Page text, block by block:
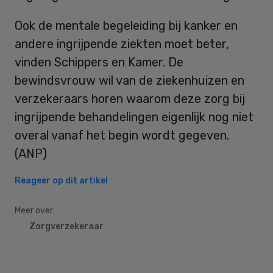
Ook de mentale begeleiding bij kanker en
andere ingrijpende ziekten moet beter,
vinden Schippers en Kamer. De
bewindsvrouw wil van de ziekenhuizen en
verzekeraars horen waarom deze zorg bij
ingrijpende behandelingen eigenlijk nog niet
overal vanaf het begin wordt gegeven.
(ANP)
Reageer op dit artikel
Meer over:
Zorgverzekeraar